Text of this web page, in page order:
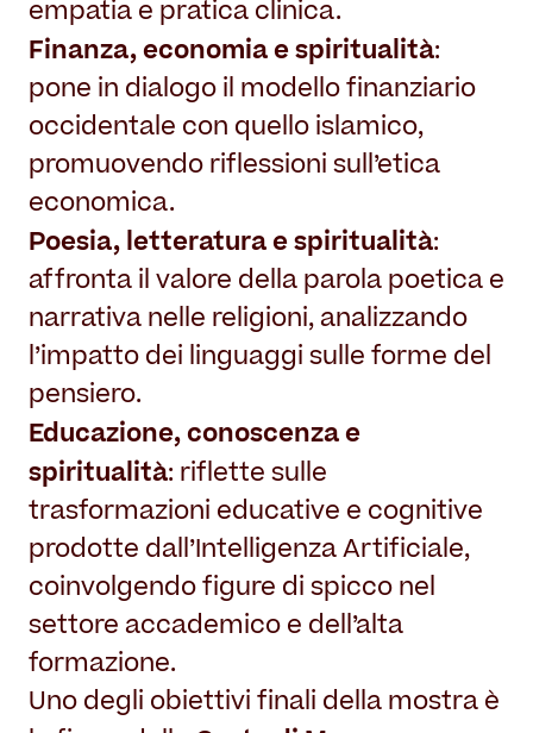
empatia e pratica clinica.
Finanza, economia e spiritualità:
pone in dialogo il modello finanziario
occidentale con quello islamico,
promuovendo riflessioni sull’etica
economica.
Poesia, letteratura e spiritualità:
affronta il valore della parola poetica e
narrativa nelle religioni, analizzando
l’impatto dei linguaggi sulle forme del
pensiero.
Educazione, conoscenza e
spiritualità: riflette sulle
trasformazioni educative e cognitive
prodotte dall’Intelligenza Artificiale,
coinvolgendo figure di spicco nel
settore accademico e dell’alta
formazione.
Uno degli obiettivi finali della mostra è